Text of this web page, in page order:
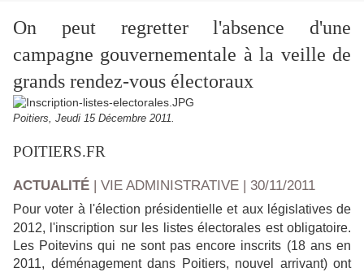
On peut regretter l'absence d'une
campagne gouvernementale à la veille de
grands rendez-vous électoraux
Poitiers, Jeudi 15 Décembre 2011.
POITIERS.FR
ACTUALITÉ | VIE ADMINISTRATIVE | 30/11/2011
Pour voter à l'élection présidentielle et aux législatives de
2012, l'inscription sur les listes électorales est obligatoire.
Les Poitevins qui ne sont pas encore inscrits (18 ans en
2011, déménagement dans Poitiers, nouvel arrivant) ont